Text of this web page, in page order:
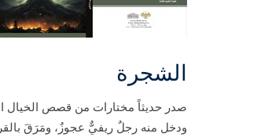
الشجرة
صدر حديثاً مختارات من قصص الخيال
ودخل منه رجلٌ ريفيٌّ عجوزٌ، ومَرَقَ